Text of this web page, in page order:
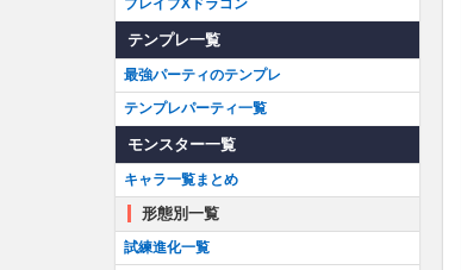
ブレイブXドラゴン
テンプレ一覧
最強パーティのテンプレ
テンプレパーティ一覧
モンスター一覧
キャラ一覧まとめ
形態別一覧
試練進化一覧